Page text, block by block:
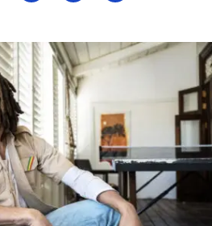
en
Instagram
en
YouTube
en
TikTok